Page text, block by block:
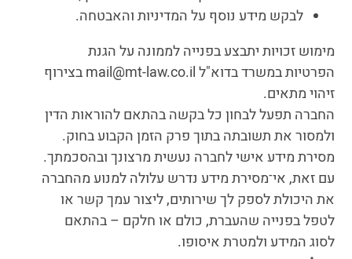
לבקש מידע נוסף על המדיניות והאבטחה.
מימוש זכויות יתבצע בפנייה לממונה על הגנת
הפרטיות במשרד בדוא"ל mail@mt-law.co.il בצירוף
זיהוי מתאים.
החברה תפעל לבחון כל בקשה בהתאם להוראות הדין
ולמסור את תשובתה בתוך פרק הזמן הקבוע בחוק.
מסירת מידע אישי לחברה נעשית מרצונך ובהסכמתך.
עם זאת, אי־מסירת מידע נדרש עלולה למנוע מהחברה
את היכולת לספק לך שירותים, ליצור עמך קשר או
לטפל בפנייה שהעברת, כולם או חלקם – בהתאם
לסוג המידע ולמטרת איסופו.